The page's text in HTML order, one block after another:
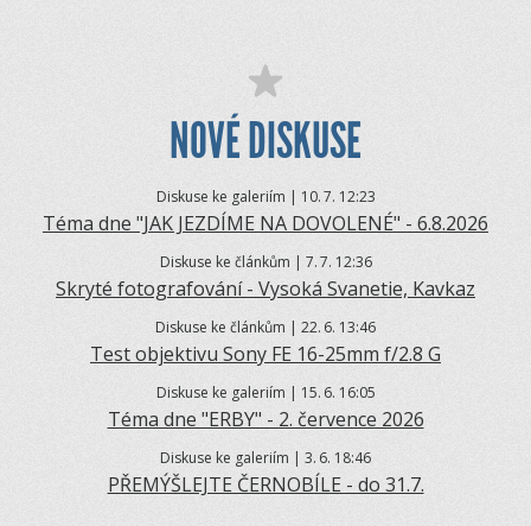
NOVÉ DISKUSE
Diskuse ke galeriím | 10.7. 12:23
Téma dne "JAK JEZDÍME NA DOVOLENÉ" - 6.8.2026
Diskuse ke článkům | 7.7. 12:36
Skryté fotografování - Vysoká Svanetie, Kavkaz
Diskuse ke článkům | 22. 6. 13:46
Test objektivu Sony FE 16-25mm f/2.8 G
Diskuse ke galeriím | 15. 6. 16:05
Téma dne "ERBY" - 2. července 2026
Diskuse ke galeriím | 3. 6. 18:46
PŘEMÝŠLEJTE ČERNOBÍLE - do 31.7.